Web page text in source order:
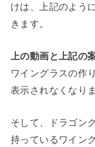
けは、上記のよう
きます。
上の動画と上記の
ワイングラスの作
表示されなくなり
そして、ドラゴン
持っているワイン